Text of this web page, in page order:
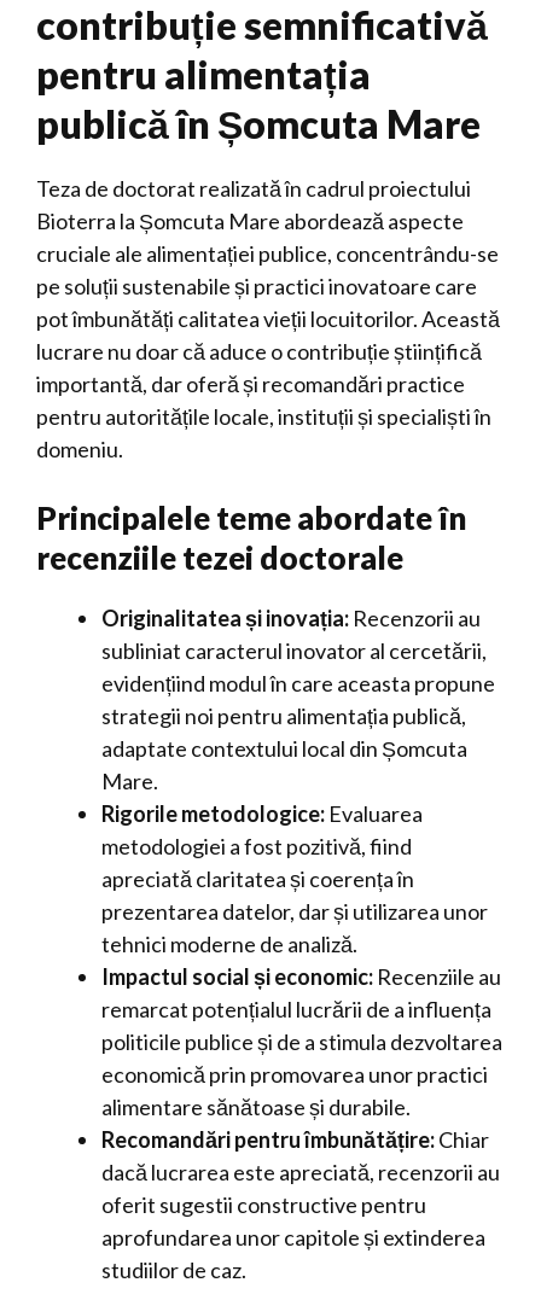
contribuție semnificativă
pentru alimentația
publică în Șomcuta Mare
Teza de doctorat realizată în cadrul proiectului
Bioterra la Șomcuta Mare abordează aspecte
cruciale ale alimentației publice, concentrându-se
pe soluții sustenabile și practici inovatoare care
pot îmbunătăți calitatea vieții locuitorilor. Această
lucrare nu doar că aduce o contribuție științifică
importantă, dar oferă și recomandări practice
pentru autoritățile locale, instituții și specialiști în
domeniu.
Principalele teme abordate în
recenziile tezei doctorale
Originalitatea și inovația: Recenzorii au
subliniat caracterul inovator al cercetării,
evidențiind modul în care aceasta propune
strategii noi pentru alimentația publică,
adaptate contextului local din Șomcuta
Mare.
Rigorile metodologice: Evaluarea
metodologiei a fost pozitivă, fiind
apreciată claritatea și coerența în
prezentarea datelor, dar și utilizarea unor
tehnici moderne de analiză.
Impactul social și economic: Recenziile au
remarcat potențialul lucrării de a influența
politicile publice și de a stimula dezvoltarea
economică prin promovarea unor practici
alimentare sănătoase și durabile.
Recomandări pentru îmbunătățire:Chiar
dacă lucrarea este apreciată, recenzorii au
oferit sugestii constructive pentru
aprofundarea unor capitole și extinderea
studiilor de caz.